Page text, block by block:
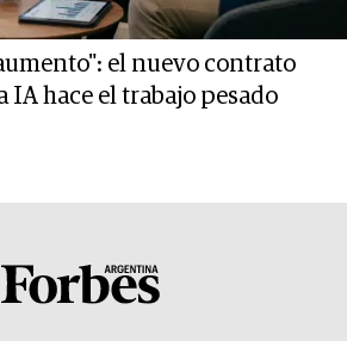
el nuevo contrato
IA hace el trabajo pesado